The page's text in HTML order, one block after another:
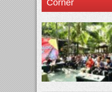
Corner